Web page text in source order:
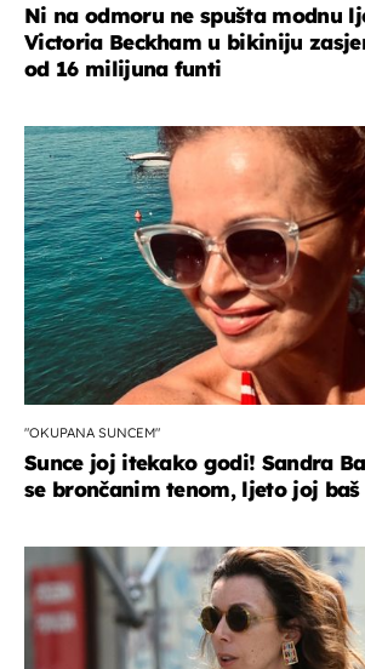
Ni na odmoru ne spušta modnu
Victoria Beckham u bikiniju
od 16 milijuna funti
"OKUPANA SUNCEM"
Sunce joj itekako godi! Sandra
se brončanim tenom, ljeto joj